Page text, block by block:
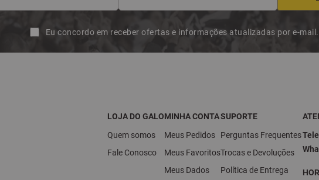
Eu concordo em receber ofertas e informações atualizadas por e-mail.
LOJA DO GALO
Quem somos
Fale Conosco
MINHA CONTA
Meus Pedidos
Meus Favoritos
Meus Dados
SUPORTE
Perguntas Frequentes
Trocas e Devoluções
Política de Entrega